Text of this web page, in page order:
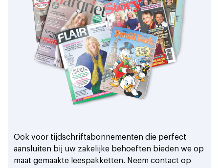
Ook voor tijdschriftabonnementen die perfect
aansluiten bij uw zakelijke behoeften bieden we op
maat gemaakte leespakketten. Neem contact op